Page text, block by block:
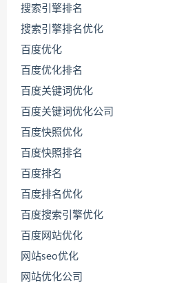
搜索引擎排名
搜索引擎排名优化
百度优化
百度优化排名
百度关键词优化
百度关键词优化公司
百度快照优化
百度快照排名
百度排名
百度排名优化
百度搜索引擎优化
百度网站优化
网站seo优化
网站优化公司